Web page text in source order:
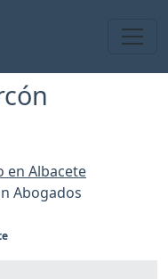
en Albacete
Abogados